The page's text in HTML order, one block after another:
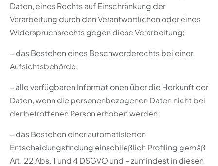
Daten, eines Rechts auf Einschränkung der
Verarbeitung durch den Verantwortlichen oder eines
Widerspruchsrechts gegen diese Verarbeitung;
– das Bestehen eines Beschwerderechts bei einer
Aufsichtsbehörde;
– alle verfügbaren Informationen über die Herkunft der
Daten, wenn die personenbezogenen Daten nicht bei
der betroffenen Person erhoben werden;
– das Bestehen einer automatisierten
Entscheidungsfindung einschließlich Profiling gemäß
Art. 22 Abs. 1 und 4 DSGVO und – zumindest in diesen